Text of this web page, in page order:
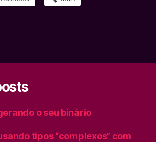
o seu binário
tipos “complexos” com